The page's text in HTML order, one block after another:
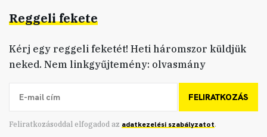
Reggeli fekete
Kérj egy reggeli feketét! Heti háromszor küldjük
neked. Nem linkgyűjtemény: olvasmány
FELIRATKOZÁS
Feliratkozásoddal elfogadod az adatkezelési szabályzatot.